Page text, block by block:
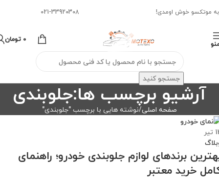
به موتکسو خوش اومدی! 021-33920308
0 تومان
جستجو کنید
آرشیو برچسب ها:جلوبندی
صفحه اصلی نوشته هایی با برچسب "جلوبندی"
تیر
برندهای لوازم جلوبندی خودرو؛ راهنمای
خرید معتبر